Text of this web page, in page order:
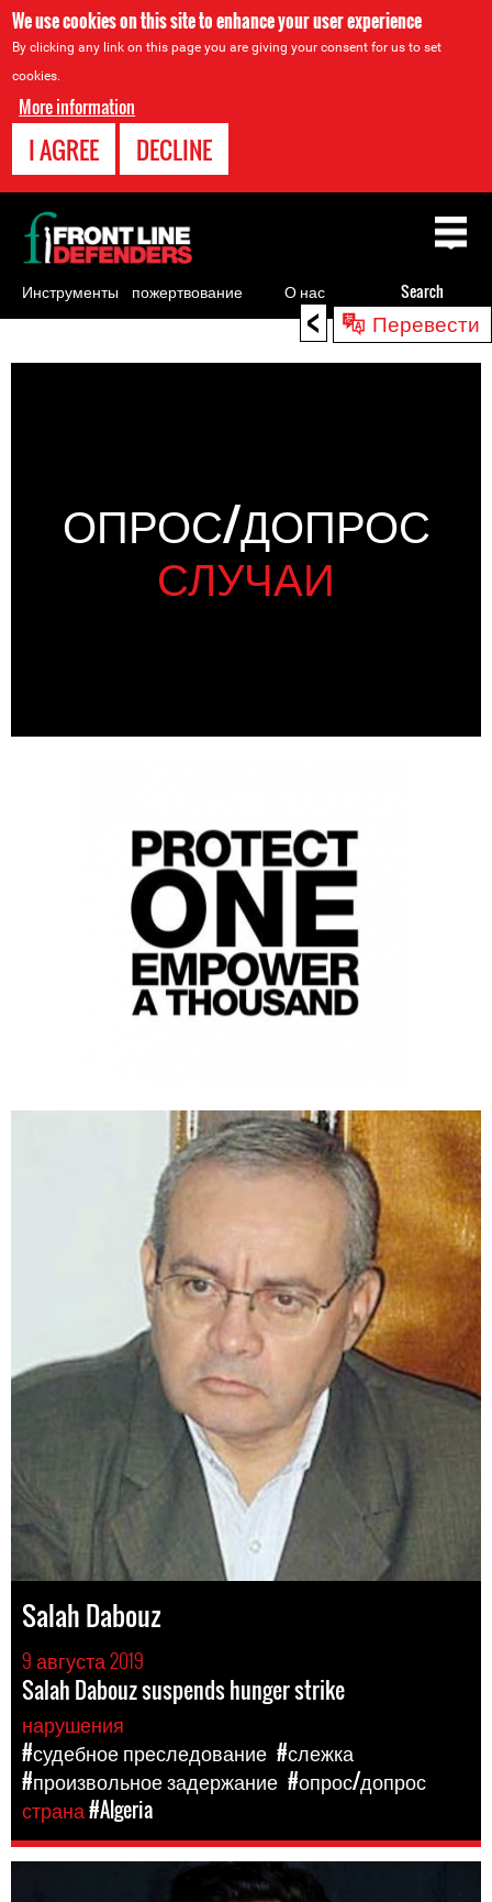
We use cookies on this site to enhance your user experience
By clicking any link on this page you are giving your consent for us to set
cookies.
More information
I AGREE DECLINE
< Перевести
to
ОПРОС/ДОПРОС
СЛУЧАИ
Salah Dabouz
9 августа 2019
Salah Dabouz suspends hunger strike
нарушения
#судебное преследование #слежка
#произвольное задержание #опрос/допрос
страна#Algeria
Back
to
top
Инструменты
для
пожертвование О нас Search